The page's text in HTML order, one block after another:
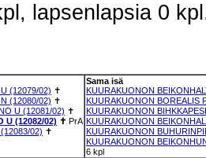
lapsenlapsia 0
(12079/02) ✝
(12080/02) ✝
U (12081/02) ✝
U (12082/02) ✝ PrA
02) ✝
Sama isä
KUURAKUONON
KUURAKUONON BOREALIS
KUURAKUONON
KUURAKUONON
KUURAKUONON
KUURAKUONON
6 kpl